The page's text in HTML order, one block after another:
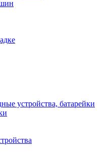
устройства, батарейки